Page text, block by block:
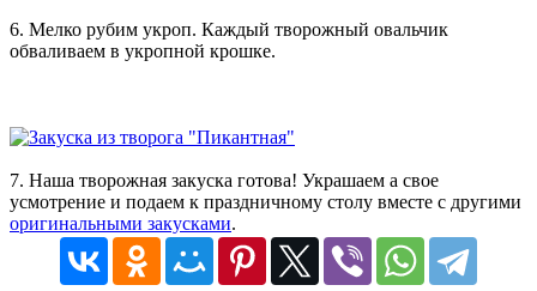
6. Мелко рубим укроп. Каждый творожный овальчик
обваливаем в укропной крошке.
7. Наша творожная закуска готова! Украшаем а свое
усмотрение и подаем к праздничному столу вместе с другими
оригинальными закусками.